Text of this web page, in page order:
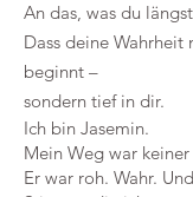
An das, was du
Dass deine Wahrheit
beginnt –
sondern tief in dir.
Ich bin Jasemin.
Mein Weg war
Er war roh. Wahr.